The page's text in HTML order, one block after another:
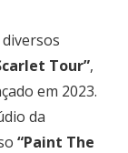
Tour”,
em 2023.
da
“Paint The